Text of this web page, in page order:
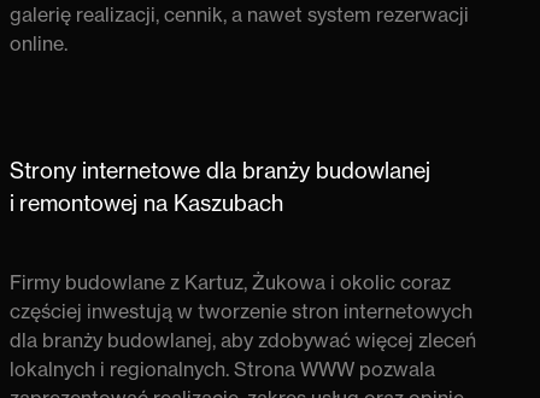
galerię realizacji, cennik, a nawet system rezerwacji
online.
Strony internetowe dla branży budowlanej
i remontowej na Kaszubach
Firmy budowlane z Kartuz, Żukowa i okolic coraz
częściej inwestują w tworzenie stron internetowych
dla branży budowlanej, aby zdobywać więcej zleceń
lokalnych i regionalnych. Strona WWW pozwala